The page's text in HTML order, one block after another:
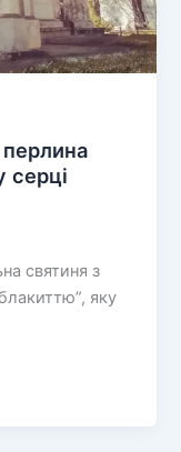
серці
святиня з
яку